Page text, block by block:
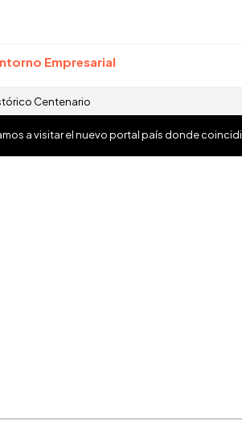
Empresarial
Centenario
a visitar el nuevo portal país donde